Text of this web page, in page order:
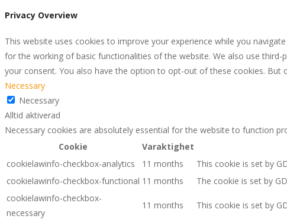
Privacy Overview
This website uses cookies to improve your experience while you
for the working of basic functionalities of the website. We also use
your consent. You also have the option to opt-out of these cookies.
Necessary
Necessary
Alltid aktiverad
Necessary cookies are absolutely essential for the website to function
Cookie
Varaktighet
cookielawinfo-checkbox-analytics
11 months
This cookie is set by
cookielawinfo-checkbox-functional 11 months
The cookie is set by
cookielawinfo-checkbox-
necessary
11 months This cookie is set by